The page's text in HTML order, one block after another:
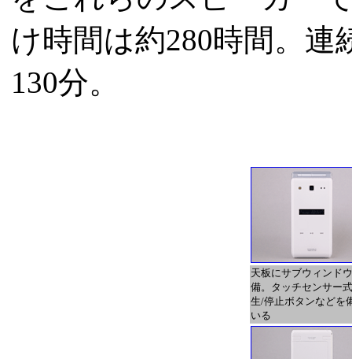
け時間は約280時間。連
130分。
天板にサブウィンド
備。タッチセンサー
生/停止ボタンなどを
いる